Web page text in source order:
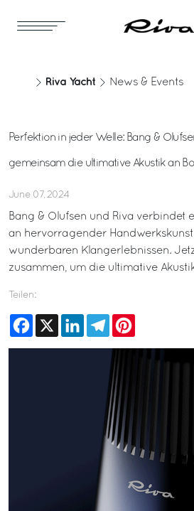
Riva Yacht News & Events
Perfektion in jeder Welle: Bang &
gemeinsam die ultimative Akustik an
June 07, 2024
Bang & Olufsen und Riva verbindet
an hervorragender
wunderbaren Klangerlebnissen.
zusammen, um die ultimative
Teilen:
Facebook
X LinkedInTelegram